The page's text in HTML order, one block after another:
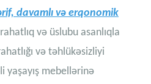
davamlı və erqonomik
və üslubu asanlıqla
və təhlükəsizliyi
yaşayış mebellərinə